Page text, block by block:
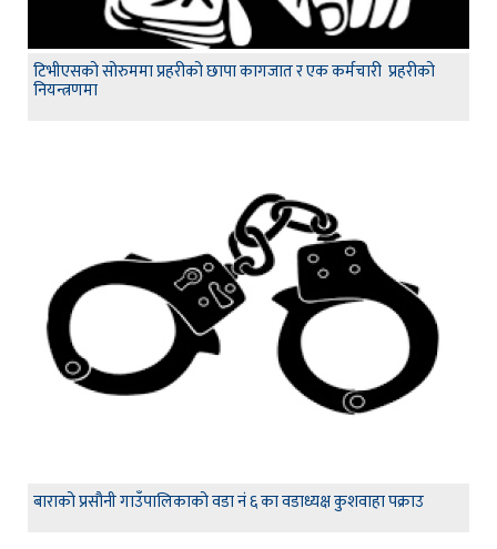
टिभीएसको सोरुममा प्रहरीको छापा कागजात र एक कर्मचारी प्रहरीको
नियन्त्रणमा
बाराको प्रसौनी गाउँपालिकाको वडा नं ६ का वडाध्यक्ष कुशवाहा पक्राउ